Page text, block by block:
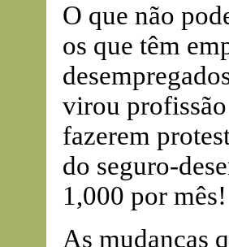
O que não
os que têm
virou profissão
fazerem
do seguro-
1,000 por mês!
As mudanças